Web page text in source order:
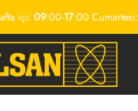
içi: 09:00-17:00 Cumartesi: